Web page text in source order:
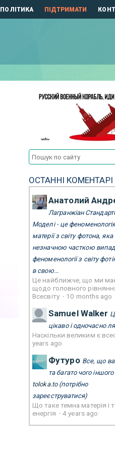
ПОЛІТИКА ПІДТРИМАТИ
ОСТАННІ КОМЕНТАРІ
Анатолий
Лагранжіан
Моделі - це
матерії з світу фотона, яка
незначною часткою
феноменології з світу
в свою...
Це найближче, що ми
щодо головного
Всесвіту · 10 months ago
Samuel Walker
цікаво і одночасно
Наскільки великим є
years ago
Футуро Все, що
та багато чого іншого
toloka.to(потрібно
зареєструватися)
Що таке темна матерія і
енергія ·4 years ago